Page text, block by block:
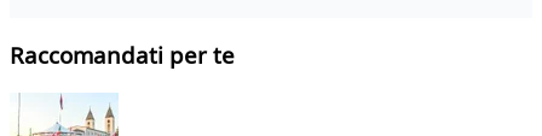
Raccomandati per te